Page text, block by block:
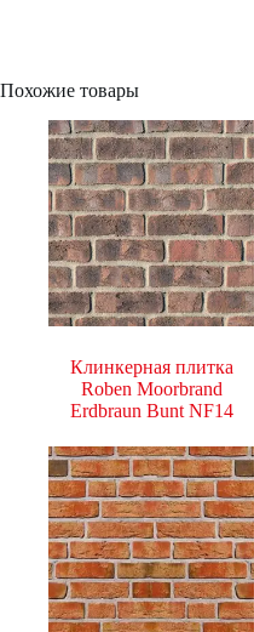
Похожие товары
Клинкерная плитка
Roben Moorbrand
Erdbraun Bunt NF14